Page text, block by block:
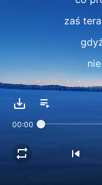
zaś
Czyż nie jest
Czy potrafisz
Jeśli to
to z
00:00